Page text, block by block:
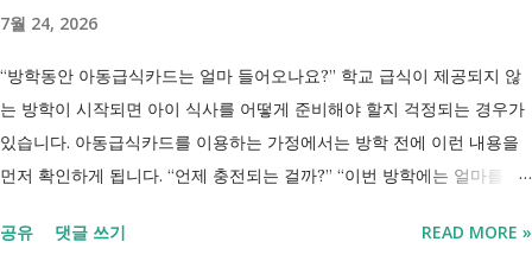
들이 가장 먼저 알아보는 것이 국민취업지원제도 입니다. 고용센터를 통
해 취업 상담을 받고, 직업훈련에 참여하고, 요건에 따라 구직촉진수당을
받을 수도 있기 때문입니다. 중요한 점은 실제 목표가 취업이라는 ...
7월 24, 2026
“방학동안 아동급식카드는 얼마 들어오나요?” 학교 급식이 제공되지 않
는 방학이 시작되면 아이 식사를 어떻게 준비해야 할지 걱정되는 경우가
있습니다. 아동급식카드를 이용하는 가정에서는 방학 전에 이런 내용을
먼저 확인하게 됩니다. “언제 충전되는 걸까?” “이번 방학에는 얼마를 사
걸까?” 아동급식카드는 결식이 우려되는 아동이 방학이나 주말에도 식사
공유 댓글 쓰기 READ MORE »